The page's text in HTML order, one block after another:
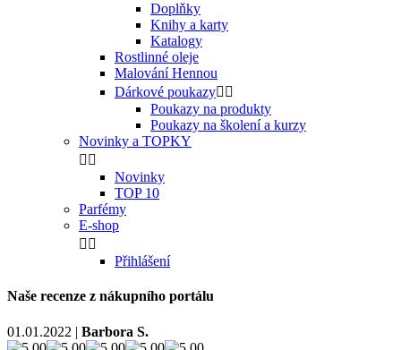
Doplňky
Knihy a karty
Katalogy
Rostlinné oleje
Malování Hennou
Dárkové poukazy 
Poukazy na produkty
Poukazy na školení a kurzy
Novinky a TOPKY
 
Novinky
TOP 10
Parfémy
E-shop
 
Přihlášení
Naše recenze z nákupního portálu
01.01.2022 | Barbora S.